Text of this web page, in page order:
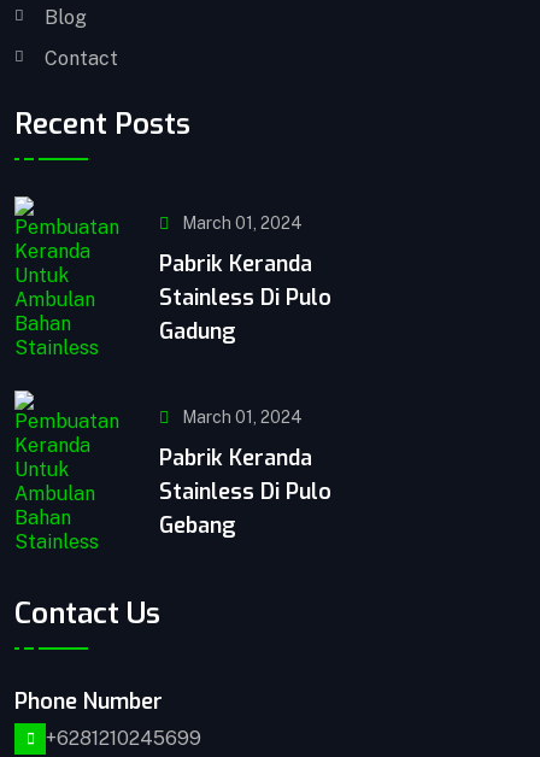
Blog
Contact
Recent Posts
March 01, 2024
Pabrik Keranda
Stainless Di Pulo
Gadung
March 01, 2024
Pabrik Keranda
Stainless Di Pulo
Gebang
Contact Us
Phone Number
+6281210245699